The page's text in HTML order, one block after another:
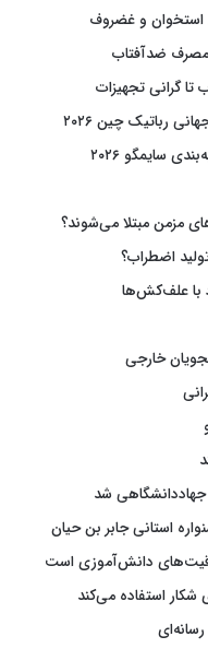
استخوان و غضروف
مصرف ضدآفتاب
تا گرانی تجهیزات
رباتیک چین ۲۰۲۶
سایمگو ۲۰۲۶
مزمن مبتلا می‌شوند؟
اضطراب؟
خارجی
شد
دانش‌آموزی است
شکار استفاده می‌کند